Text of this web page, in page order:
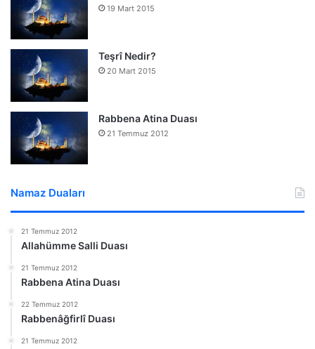
19 Mart 2015
Teşrî Nedir?
20 Mart 2015
Rabbena Atina Duası
21 Temmuz 2012
Namaz Duaları
21 Temmuz 2012
Allahümme Salli Duası
21 Temmuz 2012
Rabbena Atina Duası
22 Temmuz 2012
Rabbenâğfirlî Duası
21 Temmuz 2012